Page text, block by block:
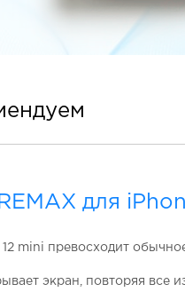
для
mini превосходит
экран, повторяя все